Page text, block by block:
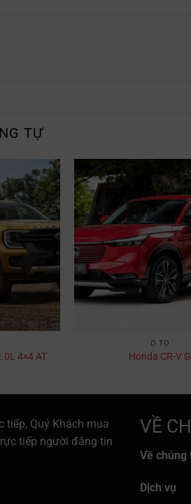
TỰ
4×4 AT
Ô TÔ
Honda CR-V G
tiếp, Quý Khách mua
tiếp người đăng tin
VỀ
Về chúng
Dịch vụ